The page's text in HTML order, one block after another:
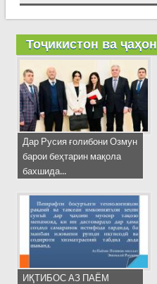
Тоҷикистон ва ҷаҳон
Дар Русия ғолибони Озмун
барои беҳтарин мақола
бахшида...
ИҚТИБОС АЗ ПАЁМ